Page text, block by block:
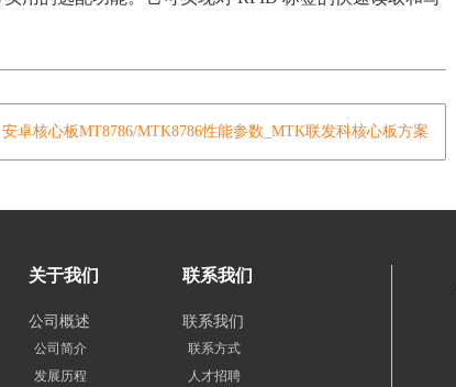
卓核心板MT8786/MTK8786性能参数_MTK联发科核心板方案
关于我们
公司概述
公司简介
发展历程
联系我们
联系我们
联系方式
人才招聘